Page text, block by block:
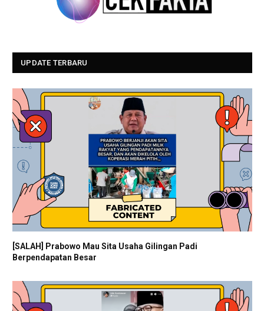
UPDATE TERBARU
[SALAH] Prabowo Mau Sita Usaha Gilingan Padi
Berpendapatan Besar